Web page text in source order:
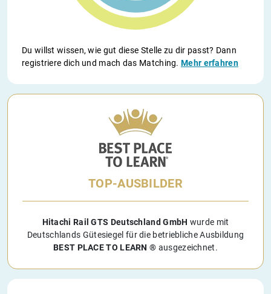
Du willst wissen, wie gut diese Stelle zu dir passt? Dann
registriere dich und mach das Matching.Mehr erfahren
TOP-AUSBILDER
Hitachi Rail GTS Deutschland GmbH wurde mit
Deutschlands Gütesiegel für die betriebliche Ausbildung
BEST PLACE TO LEARN ® ausgezeichnet.